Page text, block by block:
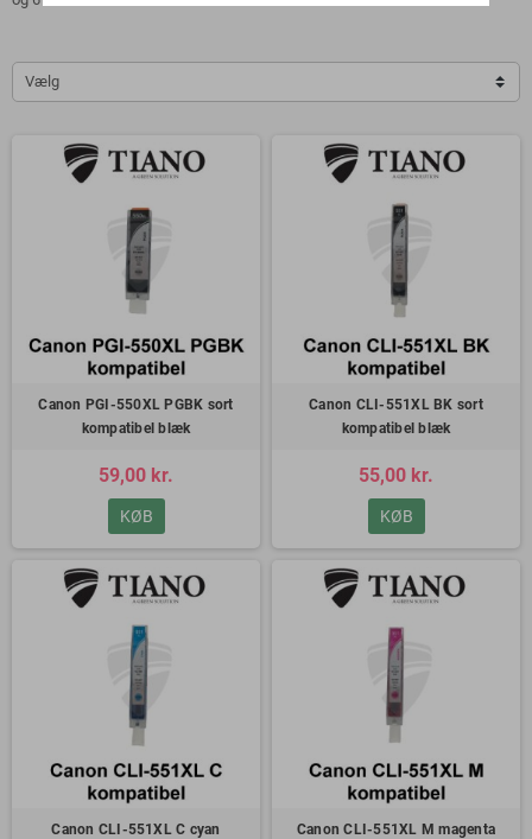
Vælg
Canon PGI-550XL PGBK sort
kompatibel blæk
59,00 kr.
KØB
Canon CLI-551XL BK sort
kompatibel blæk
55,00 kr.
KØB
Canon CLI-551XL C cyan
Canon CLI-551XL M magenta